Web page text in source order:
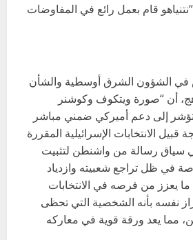
قام بعمل رائع في المفاوضات
في الشؤون الشرق أوسطية والشأن
أن “صورة ويتكوف وكوشنر
تؤشر إلى دعم أميركي ضمني مباشر
الانتخابات الإسرائيلية المقررة
سياق رسالة من واشنطن لتثبيت
في ظل تراجع شعبيته وازدياد
يعزز من فرصه في الانتخابات
نفسه بأنه الشخصية التي تحظى
مما يعد ورقة قوية في معاركه